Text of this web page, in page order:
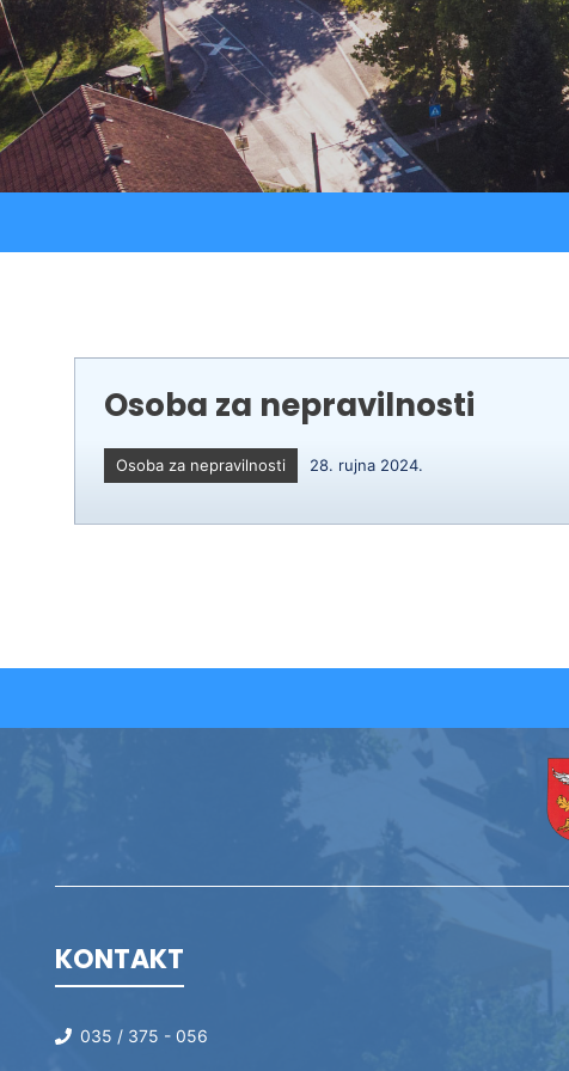
Strateški dokumenti
Ostali projekti
Osoba za nepravilnosti
Osoba za nepravilnosti 28. rujna 2024.
KONTAKT
035 / 375 - 056